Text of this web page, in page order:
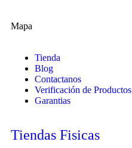
Mapa
Tienda
Blog
Contactanos
Verificación de Productos
Garantias
Tiendas Fisicas